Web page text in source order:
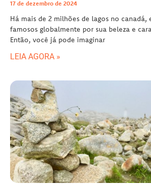
17 de dezembro de 2024
Há mais de 2 milhões de lagos no canadá,
famosos globalmente por sua beleza e
Então, você já pode imaginar
LEIA AGORA »